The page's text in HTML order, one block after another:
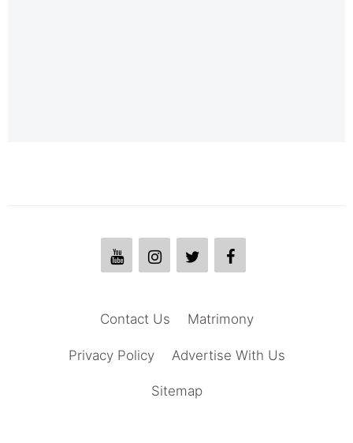
Matrimony
Contact Us
Advertise With Us
Privacy Policy
Sitemap